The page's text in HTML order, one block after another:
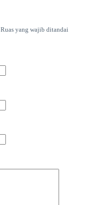
Ruas yang wajib ditandai